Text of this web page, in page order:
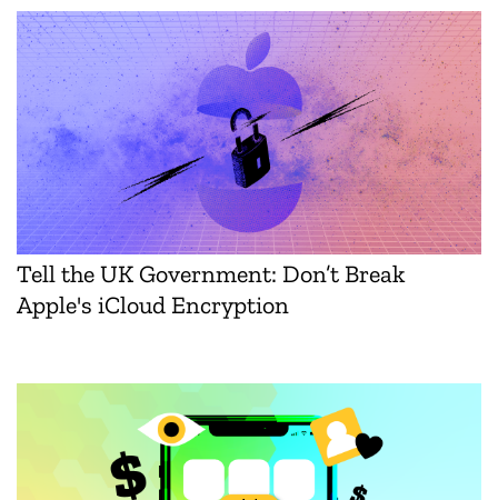
Tell the UK Government: Don’t Break
Apple's iCloud Encryption